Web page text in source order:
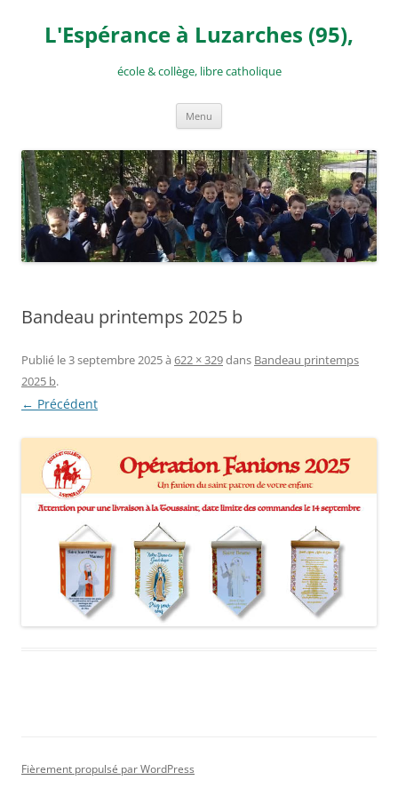
contenu
L'Espérance à Luzarches (95),
école & collège, libre catholique
Menu
Bandeau printemps 2025 b
Publié le3 septembre 2025à 622 × 329dans Bandeau printemps
2025 b.
← Précédent
Fièrement propulsé par WordPress